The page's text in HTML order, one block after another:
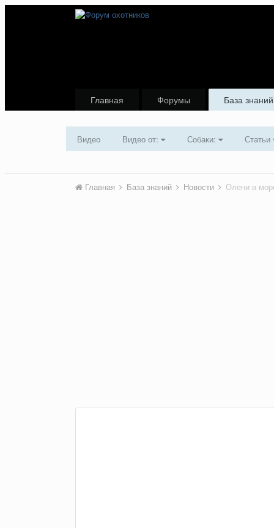
Главная Форумы База знаний
Видео Видео от: Собаки: Статьи
Главная База знаний Новости Олени в